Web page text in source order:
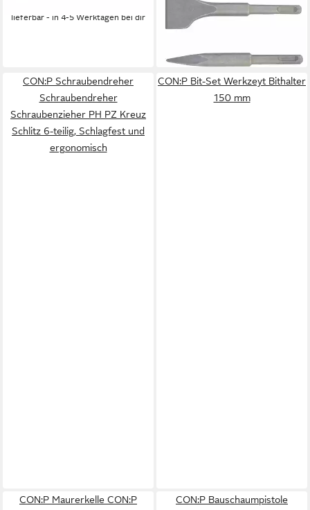
lieferbar - in 4-5 Werktagen bei dir
Meißel Abbruchmeißel SDS
plus, 140 in mm, für SDS Plus,
Premiumqualität
lieferbar - in 2-3 Werktagen bei dir
CON:P Schraubendreher
Schraubendreher
Schraubenzieher PH PZ Kreuz
Schlitz 6-teilig, Schlagfest und
ergonomisch
CON:P Bit-Set Werkzeyt Bithalter
150 mm
CON:P Maurerkelle CON:P
CON:P Bauschaumpistole